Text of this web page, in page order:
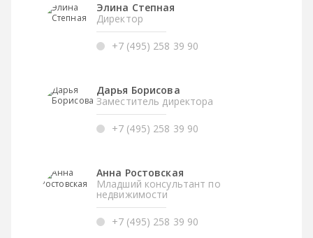
Элина Степная
Директор
+7 (495) 258 39 90
Дарья Борисова
Заместитель директора
+7 (495) 258 39 90
Анна Ростовская
Младший консультант по
недвижимости
+7 (495) 258 39 90